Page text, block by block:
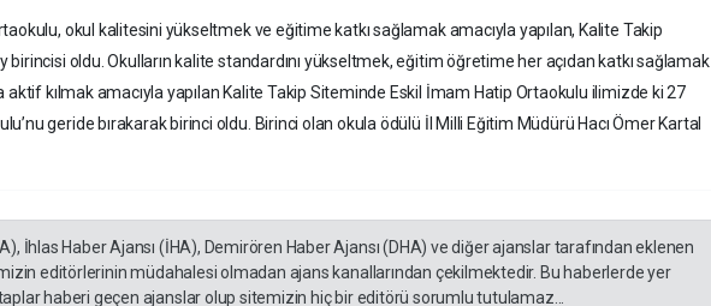
okul kalitesini yükseltmek ve eğitime katkı sağlamak amacıyla yapılan, Kalite Takip
oldu. Okulların kalite standardını yükseltmek, eğitim öğretime her açıdan katkı sağlamak
aktif kılmak amacıyla yapılan Kalite Takip Siteminde Eskil İmam Hatip Ortaokulu ilimizde ki 27
geride bırakarak birinci oldu. Birinci olan okula ödülü İl Milli Eğitim Müdürü Hacı Ömer Kartal
İhlas Haber Ajansı (İHA), Demirören Haber Ajansı (DHA) ve diğer ajanslar tarafından eklenen
editörlerinin müdahalesi olmadan ajans kanallarından çekilmektedir. Bu haberlerde yer
haberi geçen ajanslar olup sitemizin hiç bir editörü sorumlu tutulamaz...